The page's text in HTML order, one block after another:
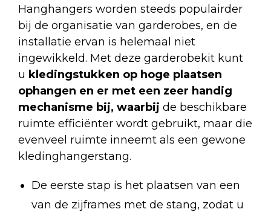
Hanghangers worden steeds populairder
bij de organisatie van garderobes, en de
installatie ervan is helemaal niet
ingewikkeld. Met deze garderobekit kunt
u kledingstukken op hoge plaatsen
ophangen en er met een zeer handig
mechanisme bij, waarbij de beschikbare
ruimte efficiënter wordt gebruikt, maar die
evenveel ruimte inneemt als een gewone
kledinghangerstang.
De eerste stap is het plaatsen van een
van de zijframes met de stang, zodat u